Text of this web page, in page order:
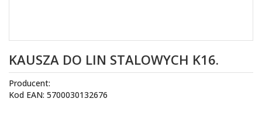
KAUSZA DO LIN STALOWYCH K16.
Producent:
Kod EAN: 5700030132676